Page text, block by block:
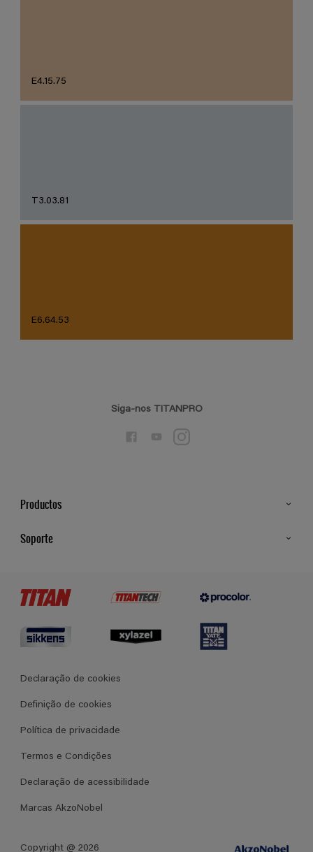
E4.15.75
T3.03.81
E6.64.53
Siga-nos TITANPRO
Productos
Soporte
Termos e Condições Gerais de Venda
Declaração de cookies
Definição de cookies
Política de privacidade
Termos e Condições
Declaração de acessibilidade
Marcas AkzoNobel
Copyright @ 2026